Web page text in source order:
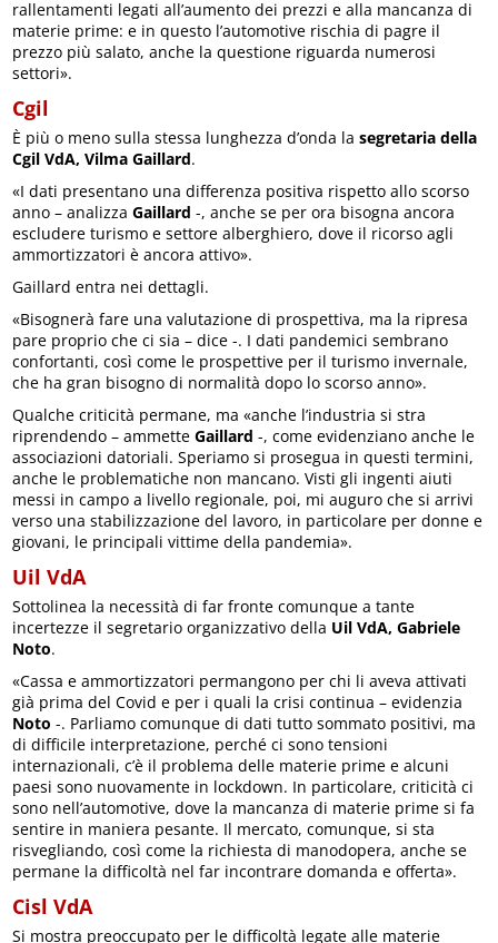
rallentamenti legati all’aumento dei prezzi e alla mancanza di
materie prime: e in questo l’automotive rischia di pagre il
prezzo più salato, anche la questione riguarda numerosi
settori».
Cgil
È più o meno sulla stessa lunghezza d’onda lasegretaria della
Cgil VdA, Vilma Gaillard.
«I dati presentano una differenza positiva rispetto allo scorso
anno – analizzaGaillard -, anche se per ora bisogna ancora
escludere turismo e settore alberghiero, dove il ricorso agli
ammortizzatori è ancora attivo».
Gaillard entra nei dettagli.
«Bisognerà fare una valutazione di prospettiva, ma la ripresa
pare proprio che ci sia – dice -. I dati pandemici sembrano
confortanti, così come le prospettive per il turismo invernale,
che ha gran bisogno di normalità dopo lo scorso anno».
Qualche criticità permane, ma «anche l’industria si stra
riprendendo – ammetteGaillard -, come evidenziano anche le
associazioni datoriali. Speriamo si prosegua in questi termini,
anche le problematiche non mancano. Visti gli ingenti aiuti
messi in campo a livello regionale, poi, mi auguro che si arrivi
verso una stabilizzazione del lavoro, in particolare per donne e
giovani, le principali vittime della pandemia».
Uil VdA
Sottolinea la necessità di far fronte comunque a tante
incertezze il segretario organizzativo della Uil VdA, Gabriele
Noto.
«Cassa e ammortizzatori permangono per chi li aveva attivati
già prima del Covid e per i quali la crisi continua – evidenzia
Noto -. Parliamo comunque di dati tutto sommato positivi, ma
di difficile interpretazione, perché ci sono tensioni
internazionali, c’è il problema delle materie prime e alcuni
paesi sono nuovamente in lockdown. In particolare, criticità ci
sono nell’automotive, dove la mancanza di materie prime si fa
sentire in maniera pesante. Il mercato, comunque, si sta
risvegliando, così come la richiesta di manodopera, anche se
permane la difficoltà nel far incontrare domanda e offerta».
Cisl VdA
Si mostra preoccupato per le difficoltà legate alle materie